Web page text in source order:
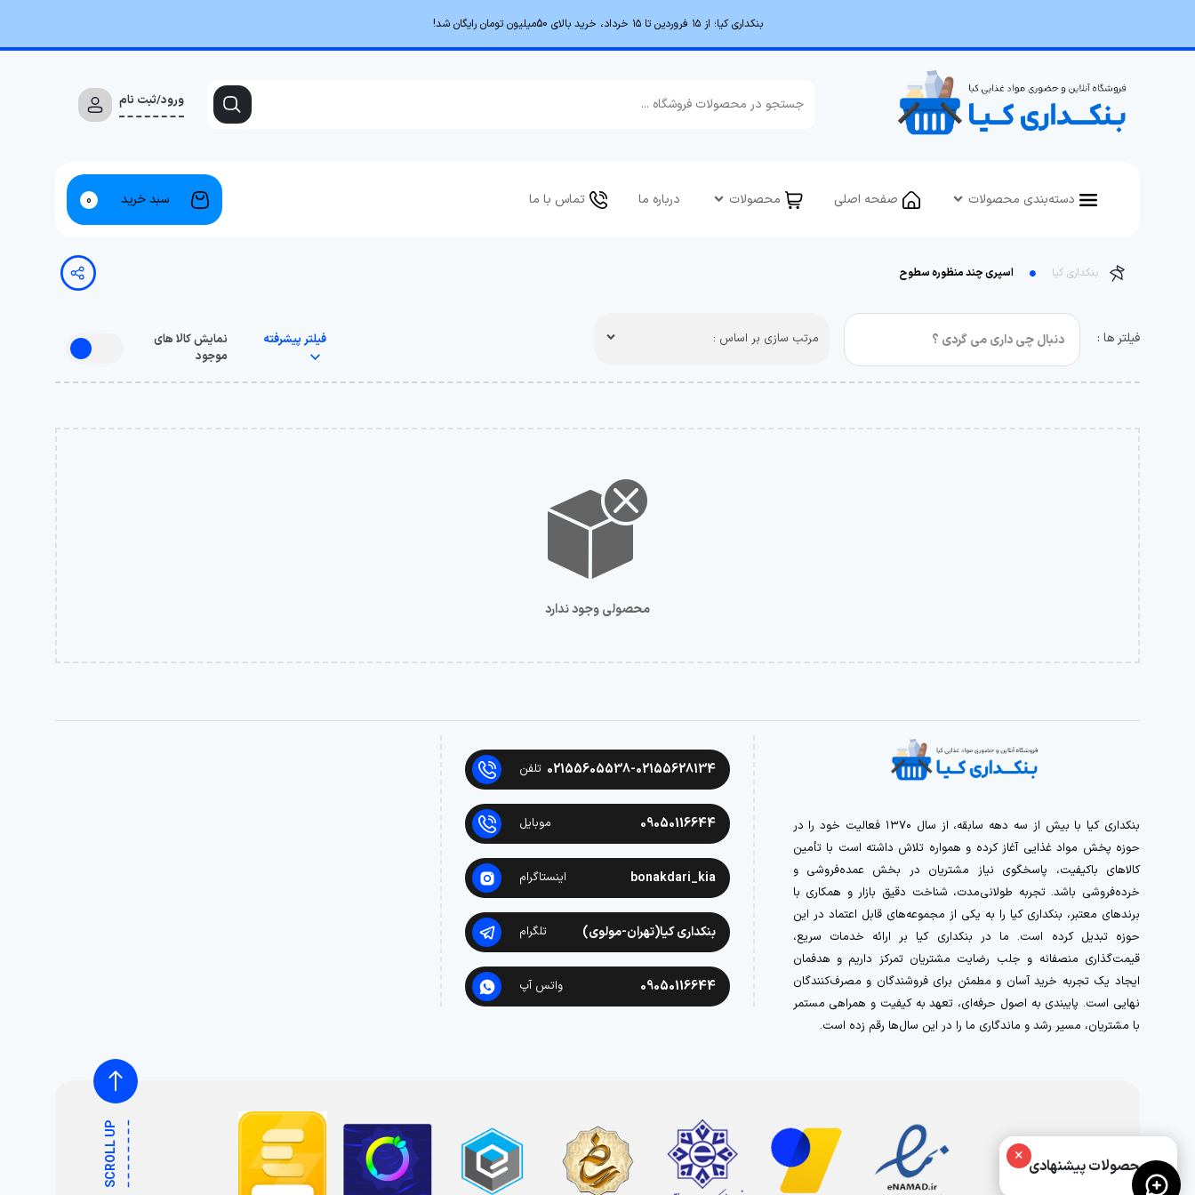
× محصولات پیشنهادی
بنکداری کیا؛ از ۱۵ فروردین تا ۱۵ خرداد، خرید بالای 50میلیون تومان رایگان شد!
ورود/ثبت نام
دسته‌بندی محصولات صفحه اصلی محصولات درباره ما تماس با ما سبد خرید 0
بنکداری کیا اسپری چند منظوره سطوح
فیلتر ها : مرتب سازی بر اساس : فیلتر پیشرفته
نمایش کالا های
موجود
محصولی وجود ندارد
بنکداری کیا با بیش از سه دهه سابقه، از سال ۱۳۷۰ فعالیت خود را در
حوزه پخش مواد غذایی آغاز کرده و همواره تلاش داشته است با تأمین
کالاهای باکیفیت، پاسخگوی نیاز مشتریان در بخش عمده‌فروشی و
خرده‌فروشی باشد. تجربه طولانی‌مدت، شناخت دقیق بازار و همکاری با
برندهای معتبر، بنکداری کیا را به یکی از مجموعه‌های قابل اعتماد در این
حوزه تبدیل کرده است. ما در بنکداری کیا بر ارائه خدمات سریع،
قیمت‌گذاری منصفانه و جلب رضایت مشتریان تمرکز داریم و هدفمان
ایجاد یک تجربه خرید آسان و مطمئن برای فروشندگان و مصرف‌کنندگان
نهایی است. پایبندی به اصول حرفه‌ای، تعهد به کیفیت و همراهی مستمر
با مشتریان، مسیر رشد و ماندگاری ما را در این سال‌ها رقم زده است.
02155605538-02155628134 تلفن
09050116644 موبایل
bonakdari_kia اینستاگرام
بنکداری کیا(تهران-مولوی) تلگرام
09050116644 واتس آپ
SCROLL UP